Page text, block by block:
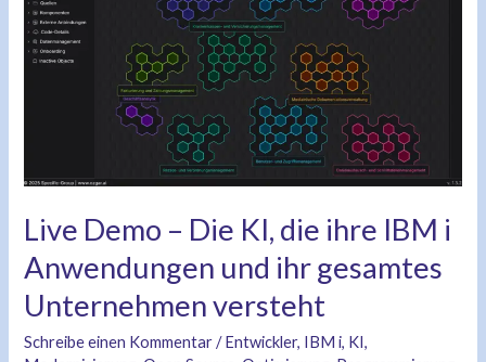
Live Demo – Die KI, die ihre IBM i
Anwendungen und ihr gesamtes
Unternehmen versteht
Schreibe einen Kommentar /Entwickler, IBM i, KI,
Die
KI,
und
ihr
Unternehmen
versteht